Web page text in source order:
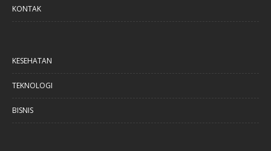
KONTAK
KESEHATAN
TEKNOLOGI
BISNIS